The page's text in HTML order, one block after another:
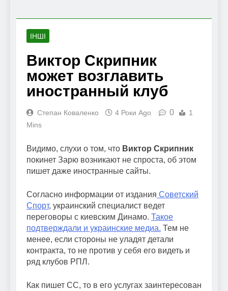
ІНШІ
Виктор Скрипник
может возглавить
иностранный клуб
Степан Коваленко 4 Роки Ago 0
1
Mins
Видимо, слухи о том, что Виктор Скрипник
покинет Зарю возникают не спроста, об этом
пишет даже иностранные сайты.
Согласно информации от издания Советский
Спорт, украинский специалист ведет
переговоры с киевским Динамо. Такое
подтверждали и украинские медиа. Тем не
менее, если стороны не уладят детали
контракта, то не против у себя его видеть и
ряд клубов РПЛ.
Как пишет СС, то в его услугах заинтересован